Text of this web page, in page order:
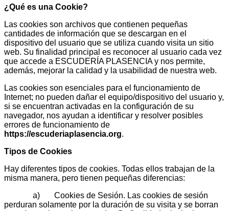
¿Qué es una Cookie?
Las cookies son archivos que contienen pequeñas
cantidades de información que se descargan en el
dispositivo del usuario que se utiliza cuando visita un sitio
web. Su finalidad principal es reconocer al usuario cada vez
que accede a ESCUDERÍA PLASENCIA y nos permite,
además, mejorar la calidad y la usabilidad de nuestra web.
Las cookies son esenciales para el funcionamiento de
Internet; no pueden dañar el equipo/dispositivo del usuario y,
si se encuentran activadas en la configuración de su
navegador, nos ayudan a identificar y resolver posibles
errores de funcionamiento de
https://escuderiaplasencia.org.
Tipos de Cookies
Hay diferentes tipos de cookies. Todas ellos trabajan de la
misma manera, pero tienen pequeñas diferencias:
a) Cookies de Sesión. Las cookies de sesión
perduran solamente por la duración de su visita y se borran